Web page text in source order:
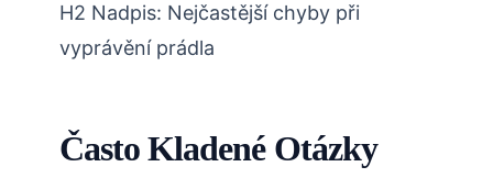
H2 Nadpis: Nejčastější chyby při
vyprávění prádla
Často Kladené Otázky